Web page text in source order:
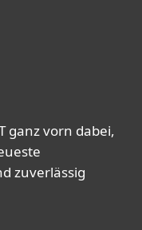
ganz vorn dabei,
zuverlässig